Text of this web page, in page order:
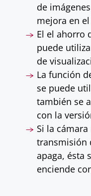
de
mejora en
El el ahorro
puede
de
La función
se puede
también se
con la
Si la
transmisión
apaga, ésta
enciende